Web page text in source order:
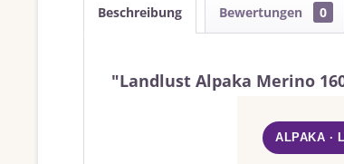
Beschreibung Bewertungen 0
"Landlust Alpaka Merino
ALPAKA ·